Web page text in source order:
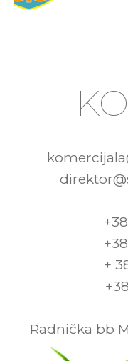
+
Radnička bb